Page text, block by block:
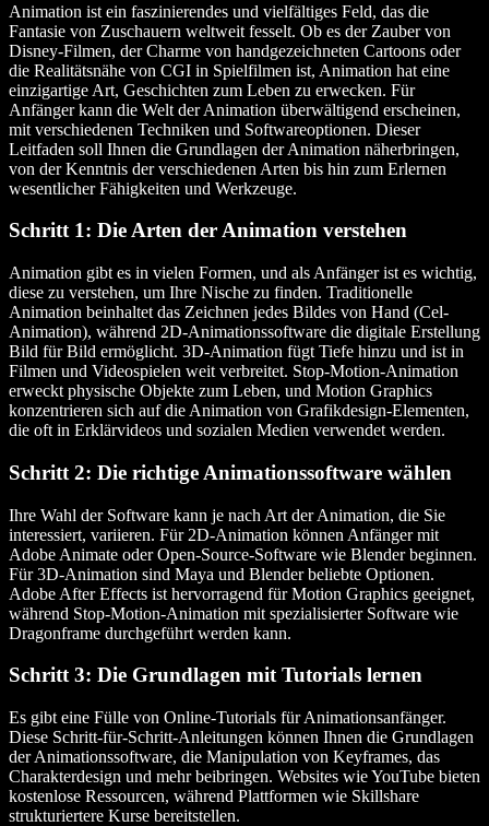
Animation ist ein faszinierendes und vielfältiges Feld, das die
Fantasie von Zuschauern weltweit fesselt. Ob es der Zauber von
Disney-Filmen, der Charme von handgezeichneten Cartoons oder
die Realitätsnähe von CGI in Spielfilmen ist, Animation hat eine
einzigartige Art, Geschichten zum Leben zu erwecken. Für
Anfänger kann die Welt der Animation überwältigend erscheinen,
mit verschiedenen Techniken und Softwareoptionen. Dieser
Leitfaden soll Ihnen die Grundlagen der Animation näherbringen,
von der Kenntnis der verschiedenen Arten bis hin zum Erlernen
wesentlicher Fähigkeiten und Werkzeuge.
Schritt 1: Die Arten der Animation verstehen
Animation gibt es in vielen Formen, und als Anfänger ist es wichtig,
diese zu verstehen, um Ihre Nische zu finden. Traditionelle
Animation beinhaltet das Zeichnen jedes Bildes von Hand (Cel-
Animation), während 2D-Animationssoftware die digitale Erstellung
Bild für Bild ermöglicht. 3D-Animation fügt Tiefe hinzu und ist in
Filmen und Videospielen weit verbreitet. Stop-Motion-Animation
erweckt physische Objekte zum Leben, und Motion Graphics
konzentrieren sich auf die Animation von Grafikdesign-Elementen,
die oft in Erklärvideos und sozialen Medien verwendet werden.
Schritt 2: Die richtige Animationssoftware wählen
Ihre Wahl der Software kann je nach Art der Animation, die Sie
interessiert, variieren. Für 2D-Animation können Anfänger mit
Adobe Animate oder Open-Source-Software wie Blender beginnen.
Für 3D-Animation sind Maya und Blender beliebte Optionen.
Adobe After Effects ist hervorragend für Motion Graphics geeignet,
während Stop-Motion-Animation mit spezialisierter Software wie
Dragonframe durchgeführt werden kann.
Schritt 3: Die Grundlagen mit Tutorials lernen
Es gibt eine Fülle von Online-Tutorials für Animationsanfänger.
Diese Schritt-für-Schritt-Anleitungen können Ihnen die Grundlagen
der Animationssoftware, die Manipulation von Keyframes, das
Charakterdesign und mehr beibringen. Websites wie YouTube bieten
kostenlose Ressourcen, während Plattformen wie Skillshare
strukturiertere Kurse bereitstellen.